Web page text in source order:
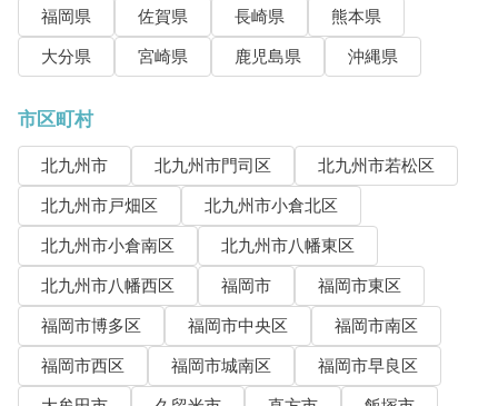
福岡県 佐賀県 長崎県
熊本県
大分県
宮崎県 鹿児島県 沖縄県
市区町村
北九州市 北九州市門司区
北九州市若松区
北九州市戸畑区
北九州市小倉北区
北九州市小倉南区
北九州市八幡東区
北九州市八幡西区
福岡市
福岡市東区
福岡市博多区
福岡市中央区
福岡市南区
福岡市西区
福岡市城南区
福岡市早良区